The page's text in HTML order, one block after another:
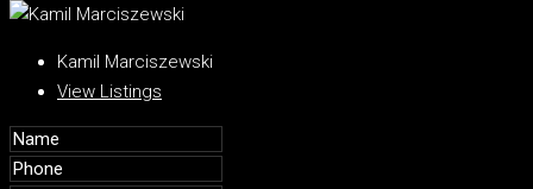
Kamil Marciszewski
View Listings